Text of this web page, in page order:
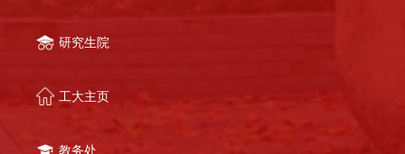
研究生院
工大主页
教务处